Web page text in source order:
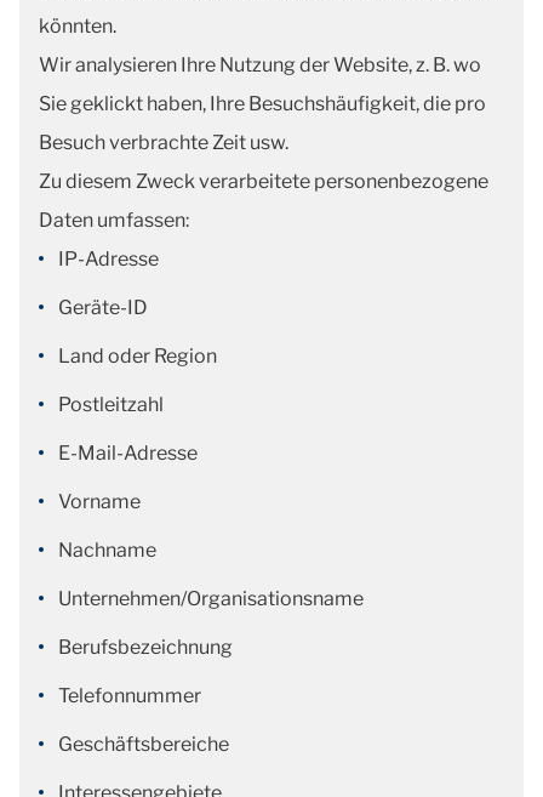
könnten.
Wir analysieren Ihre Nutzung der Website, z. B. wo
Sie geklickt haben, Ihre Besuchshäufigkeit, die pro
Besuch verbrachte Zeit usw.
Zu diesem Zweck verarbeitete personenbezogene
Daten umfassen:
IP-Adresse
Geräte-ID
Land oder Region
Postleitzahl
E-Mail-Adresse
Vorname
Nachname
Unternehmen/Organisationsname
Berufsbezeichnung
Telefonnummer
Geschäftsbereiche